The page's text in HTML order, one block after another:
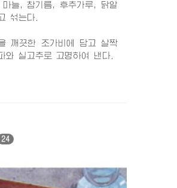
늘, 참기름, 후추가루, 닭알
섞는다.
깨끗한 조가비에 담고 살짝
와 실고추로 고명하여 낸다.
24